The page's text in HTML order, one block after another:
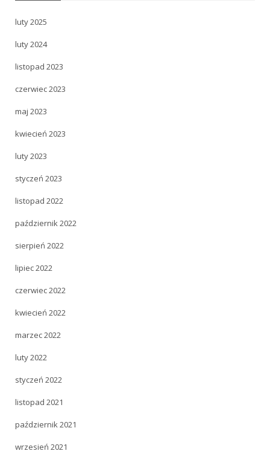
luty 2025
luty 2024
listopad 2023
czerwiec 2023
maj 2023
kwiecień 2023
luty 2023
styczeń 2023
listopad 2022
październik 2022
sierpień 2022
lipiec 2022
czerwiec 2022
kwiecień 2022
marzec 2022
luty 2022
styczeń 2022
listopad 2021
październik 2021
wrzesień 2021